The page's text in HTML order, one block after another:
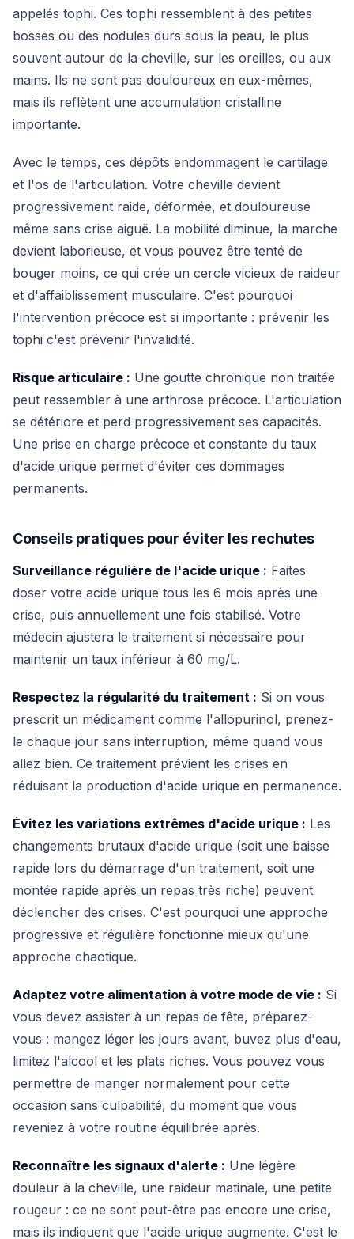
appelés tophi. Ces tophi ressemblent à des petites
bosses ou des nodules durs sous la peau, le plus
souvent autour de la cheville, sur les oreilles, ou aux
mains. Ils ne sont pas douloureux en eux-mêmes,
mais ils reflètent une accumulation cristalline
importante.
Avec le temps, ces dépôts endommagent le cartilage
et l'os de l'articulation. Votre cheville devient
progressivement raide, déformée, et douloureuse
même sans crise aiguë. La mobilité diminue, la marche
devient laborieuse, et vous pouvez être tenté de
bouger moins, ce qui crée un cercle vicieux de raideur
et d'affaiblissement musculaire. C'est pourquoi
l'intervention précoce est si importante : prévenir les
tophi c'est prévenir l'invalidité.
Risque articulaire : Une goutte chronique non traitée
peut ressembler à une arthrose précoce. L'articulation
se détériore et perd progressivement ses capacités.
Une prise en charge précoce et constante du taux
d'acide urique permet d'éviter ces dommages
permanents.
Conseils pratiques pour éviter les rechutes
Surveillance régulière de l'acide urique : Faites
doser votre acide urique tous les 6 mois après une
crise, puis annuellement une fois stabilisé. Votre
médecin ajustera le traitement si nécessaire pour
maintenir un taux inférieur à 60 mg/L.
Respectez la régularité du traitement : Si on vous
prescrit un médicament comme l'allopurinol, prenez-
le chaque jour sans interruption, même quand vous
allez bien. Ce traitement prévient les crises en
réduisant la production d'acide urique en permanence.
Évitez les variations extrêmes d'acide urique : Les
changements brutaux d'acide urique (soit une baisse
rapide lors du démarrage d'un traitement, soit une
montée rapide après un repas très riche) peuvent
déclencher des crises. C'est pourquoi une approche
progressive et régulière fonctionne mieux qu'une
approche chaotique.
Adaptez votre alimentation à votre mode de vie : Si
vous devez assister à un repas de fête, préparez-
vous : mangez léger les jours avant, buvez plus d'eau,
limitez l'alcool et les plats riches. Vous pouvez vous
permettre de manger normalement pour cette
occasion sans culpabilité, du moment que vous
reveniez à votre routine équilibrée après.
Reconnaître les signaux d'alerte : Une légère
douleur à la cheville, une raideur matinale, une petite
rougeur : ce ne sont peut-être pas encore une crise,
mais ils indiquent que l'acide urique augmente. C'est le